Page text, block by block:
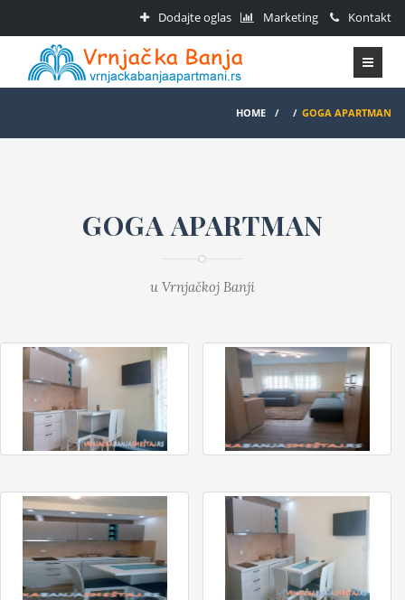
Dodajte oglas Marketing Kontakt
HOME / / GOGA APARTMAN
GOGA APARTMAN
u Vrnjačkoj Banji